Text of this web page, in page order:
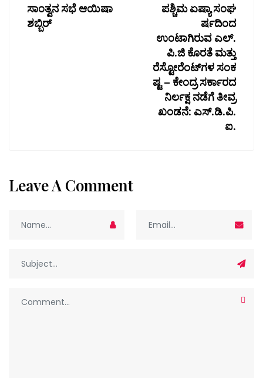
ಸಾಂತ್ವನ ಸಭೆ ಆಯಿಷಾ
ಶಬ್ಬಿರ್
ಪಶ್ಚಿಮ ಏಷ್ಯಾ ಸಂಘ
ರ್ಷದಿಂದ
ಉಂಟಾಗಿರುವ ಎಲ್‌.
ಪಿ.ಜಿ ಕೊರತೆ ಮತ್ತು
ರೆಸ್ಟೋರೆಂಟ್‌ಗಳ ಸಂಕ
ಷ್ಟ – ಕೇಂದ್ರ ಸರ್ಕಾರದ
ನಿರ್ಲಕ್ಷ ನಡೆಗೆ ತೀವ್ರ
ಖಂಡನೆ: ಎಸ್.ಡಿ.ಪಿ.
ಐ.
Leave A Comment